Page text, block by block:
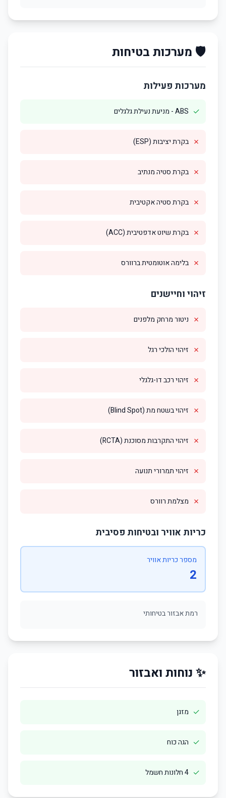
🛡️ מערכות בטיחות
מערכות פעילות
✓ ABS - מניעת נעילת גלגלים
✗ בקרת יציבות (ESP)
✗ בקרת סטיה מנתיב
✗ בקרת סטיה אקטיבית
✗ בקרת שיוט אדפטיבית (ACC)
✗ בלימה אוטומטית ברוורס
זיהוי וחיישנים
✗ ניטור מרחק מלפנים
✗ זיהוי הולכי רגל
✗ זיהוי רכב דו-גלגלי
✗ זיהוי בשטח מת (Blind Spot)
✗ זיהוי התקרבות מסוכנת (RCTA)
✗ זיהוי תמרורי תנועה
✗ מצלמת רוורס
כריות אוויר ובטיחות פסיבית
מספר כריות אוויר
2
רמת אבזור בטיחותי
✨ נוחות ואבזור
✓ מזגן
✓ הגה כוח
✓ 4 חלונות חשמל